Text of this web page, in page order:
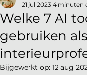
Welke 7 AI
gebruiken als
21 jul 2023 4 minuten
Bijgewerkt op: 12 aug